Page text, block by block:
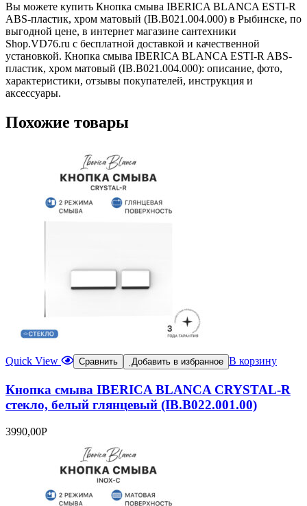
Вы можете купить Кнопка смыва IBERICA BLANCA ESTI-R
ABS-пластик, хром матовый (IB.B021.004.000) в Рыбинске, по
выгодной цене, в интернет магазине сантехники
Shop.VD76.ru с бесплатной доставкой и качественной
установкой. Кнопка смыва IBERICA BLANCA ESTI-R ABS-
пластик, хром матовый (IB.B021.004.000): описание, фото,
характеристики, отзывы покупателей, инструкция и
аксессуары.
Похожие товары
Quick View Сравнить Добавить в избранное В корзину
Кнопка смыва IBERICA BLANCA CRYSTAL-R
стекло, белый глянцевый (IB.B022.001.00)
3990,00Р